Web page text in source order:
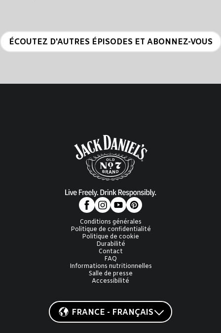
ÉCOUTEZ D'AUTRES ÉPISODES ET ABONNEZ-VOUS
Conditions générales
Politique de confidentialité
Politique de cookie
Durabilité
Contact
FAQ
Informations nutritionnelles
Salle de presse
Accessibilité
FRANCE - FRANÇAIS